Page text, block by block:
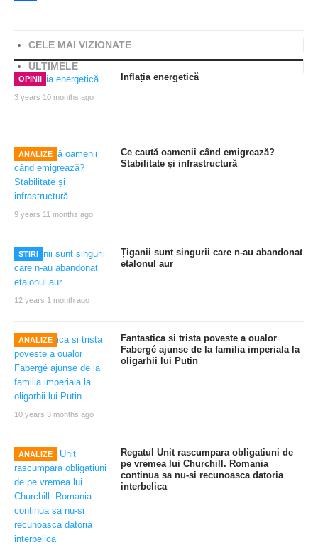
CELE MAI VIZIONATE
ULTIMELE
OPINII
3 years 10 months ago
Inflația energetică
ANALIZE
9 years 11 months ago
Ce caută oamenii când emigrează?
Stabilitate și infrastructură
STIRI
12 years 1 month ago
Țiganii sunt singurii care n-au abandonat
etalonul aur
ANALIZE
10 years 3 months ago
Fantastica si trista poveste a oualor
Fabergé ajunse de la familia imperiala la
oligarhii lui Putin
ANALIZE
Regatul Unit rascumpara obligatiuni de
pe vremea lui Churchill. Romania
continua sa nu-si recunoasca datoria
interbelica